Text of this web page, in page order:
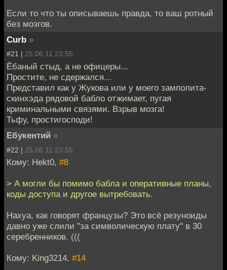
Если то что ты описываешь правда, то ваш ротный
без мозгов.
Curb »
#21 | 25.06.11 23:55
Ёбаный стыд, а не офицеры...
Простите, не сдержался...
Представил как у Жукова или у моего замполита-
скинхэда рядовой бабло отжимает, пугая
криминальными связями. Взрыв мозга!
Тьфу, простигосподи!
Ебукентий »
#22 | 25.06.11 23:55
Кому: Hekt0, #8
> А могли бы помимо бабла и оперативные планы,
коды доступа и другое вытребовать.
Нахуа, как говорят французы? Это всё резуноиды
давно уже слили "за символическую плату" в 30
серебренников. (((
Кому: King3214, #14